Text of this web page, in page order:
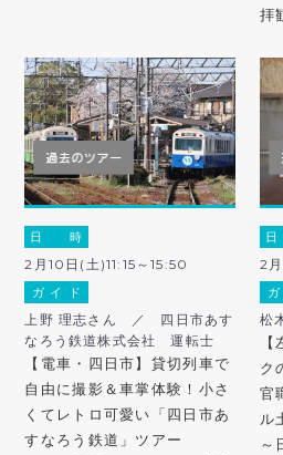
拝
日 時
2月10日(土)11:15～15:50
ガ イ ド
上野 理志さん ／ 四日市あす
なろう鉄道株式会社 運転士
【電車・四日市】貸切列車で
自由に撮影＆車掌体験！小さ
くてレトロ可愛い「四日市あ
すなろう鉄道」ツアー
2
松
ク
官
ル
～